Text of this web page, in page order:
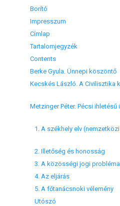
Borító
Impresszum
Címlap
Tartalomjegyzék
Contents
Berke Gyula. Ünnepi köszöntő
2. Illetőség és honosság
3. A közösségi jogi probléma
4. Az eljárás
5. A főtanácsnoki vélemény
Utószó